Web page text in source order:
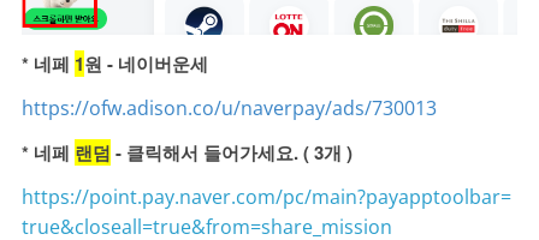
* 네페 1원 - 네이버운세
https://ofw.adison.co/u/naverpay/ads/730013
* 네페 랜덤 - 클릭해서 들어가세요. ( 3개 )
https://point.pay.naver.com/pc/main?payapptoolbar=
true&closeall=true&from=share_mission